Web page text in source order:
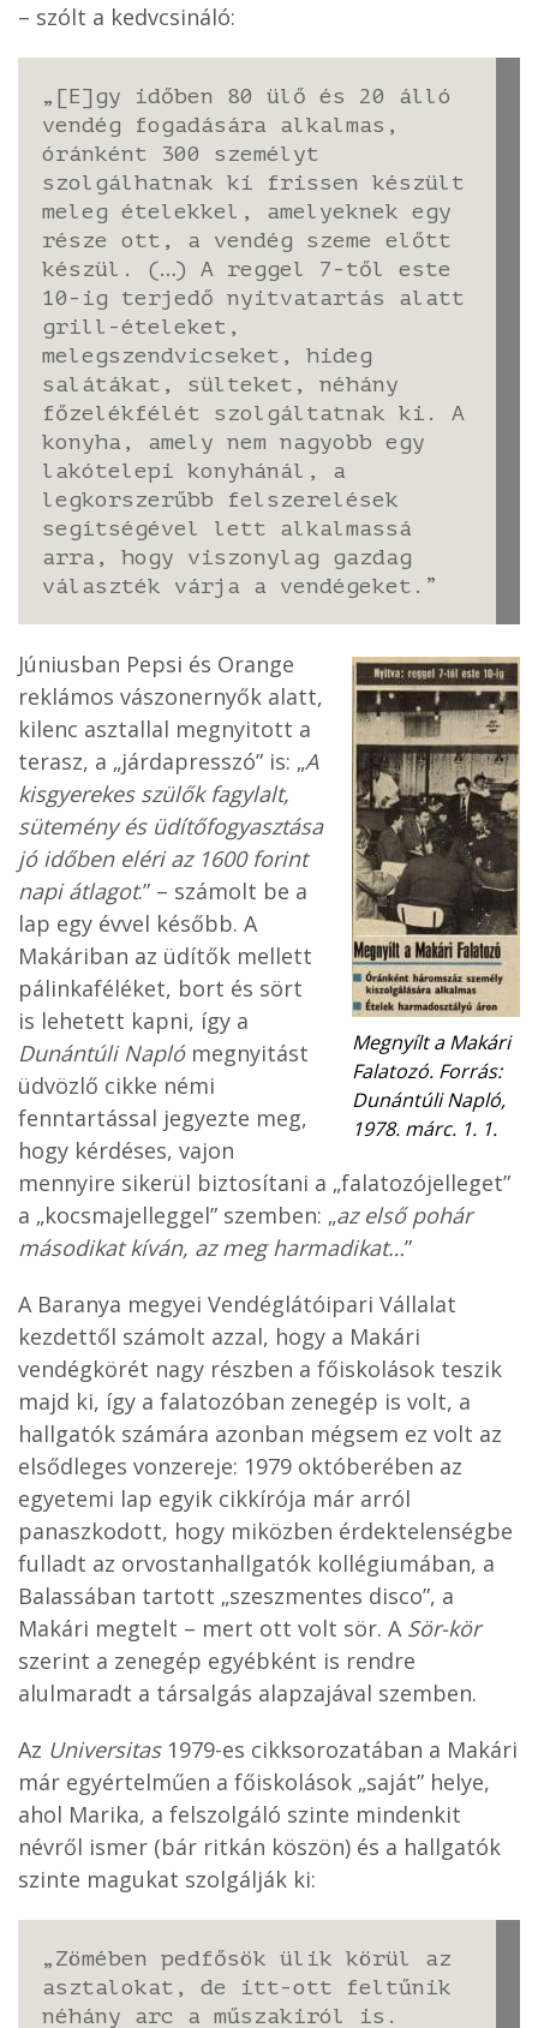
– szólt a kedvcsináló:
„[E]gy időben 80 ülő és 20 álló
vendég fogadására alkalmas,
óránként 300 személyt
szolgálhatnak ki frissen készült
meleg ételekkel, amelyeknek egy
része ott, a vendég szeme előtt
készül. (…) A reggel 7-től este
10-ig terjedő nyitvatartás alatt
grill-ételeket,
melegszendvicseket, hideg
salátákat, sülteket, néhány
főzelékfélét szolgáltatnak ki. A
konyha, amely nem nagyobb egy
lakótelepi konyhánál, a
legkorszerűbb felszerelések
segítségével lett alkalmassá
arra, hogy viszonylag gazdag
választék várja a vendégeket.”
Megnyílt a Makári
Falatozó. Forrás:
Dunántúli Napló,
1978. márc. 1. 1.
Júniusban Pepsi és Orange
reklámos vászonernyők alatt,
kilenc asztallal megnyitott a
terasz, a „járdapresszó” is: „A
kisgyerekes szülők fagylalt,
sütemény és üdítőfogyasztása
jó időben eléri az 1600 forint
napi átlagot.” – számolt be a
lap egy évvel később. A
Makáriban az üdítők mellett
pálinkaféléket, bort és sört
is lehetett kapni, így a
Dunántúli Naplómegnyitást
üdvözlő cikke némi
fenntartással jegyezte meg,
hogy kérdéses, vajon
mennyire sikerül biztosítani a „falatozójelleget”
a „kocsmajelleggel” szemben: „az első pohár
másodikat kíván, az meg harmadikat…”
A Baranya megyei Vendéglátóipari Vállalat
kezdettől számolt azzal, hogy a Makári
vendégkörét nagy részben a főiskolások teszik
majd ki, így a falatozóban zenegép is volt, a
hallgatók számára azonban mégsem ez volt az
elsődleges vonzereje: 1979 októberében az
egyetemi lap egyik cikkírója már arról
panaszkodott, hogy miközben érdektelenségbe
fulladt az orvostanhallgatók kollégiumában, a
Balassában tartott „szeszmentes disco”, a
Makári megtelt – mert ott volt sör. A Sör-kör
szerint a zenegép egyébként is rendre
alulmaradt a társalgás alapzajával szemben.
Az Universitas1979-es cikksorozatában a Makári
már egyértelműen a főiskolások „saját” helye,
ahol Marika, a felszolgáló szinte mindenkit
névről ismer (bár ritkán köszön) és a hallgatók
szinte magukat szolgálják ki:
„Zömében pedfősök ülik körül az
asztalokat, de itt-ott feltűnik
néhány arc a műszakiról is.